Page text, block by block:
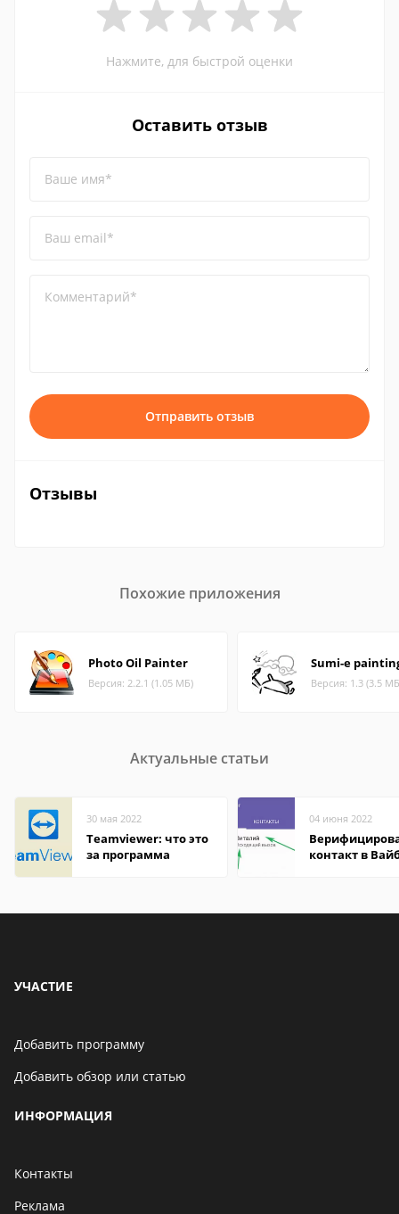
Нажмите, для быстрой оценки
Оставить отзыв
Ваше имя*
Ваш email*
Комментарий*
Отправить отзыв
Отзывы
Похожие приложения
Photo Oil Painter
Версия: 2.2.1 (1.05 МБ)
Sumi-e
Версия: 1.3 (3.5
Актуальные статьи
30 мая 2022
Teamviewer: что это
за программа
04 июня 2022
контакт в
УЧАСТИЕ
Добавить программу
Добавить обзор или статью
ИНФОРМАЦИЯ
Контакты
Реклама